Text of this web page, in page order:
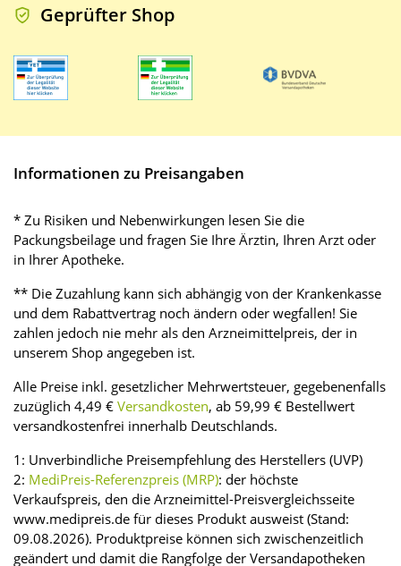
Geprüfter Shop
Informationen zu Preisangaben
* Zu Risiken und Nebenwirkungen lesen Sie die
Packungsbeilage und fragen Sie Ihre Ärztin, Ihren Arzt oder
in Ihrer Apotheke.
** Die Zuzahlung kann sich abhängig von der Krankenkasse
und dem Rabattvertrag noch ändern oder wegfallen! Sie
zahlen jedoch nie mehr als den Arzneimittelpreis, der in
unserem Shop angegeben ist.
Alle Preise inkl. gesetzlicher Mehrwertsteuer, gegebenenfalls
zuzüglich 4,49 € Versandkosten, ab 59,99 € Bestellwert
versandkostenfrei innerhalb Deutschlands.
1: Unverbindliche Preisempfehlung des Herstellers (UVP)
2: MediPreis-Referenzpreis (MRP): der höchste
Verkaufspreis, den die Arzneimittel-Preisvergleichsseite
www.medipreis.de für dieses Produkt ausweist (Stand:
09.08.2026). Produktpreise können sich zwischenzeitlich
geändert und damit die Rangfolge der Versandapotheken